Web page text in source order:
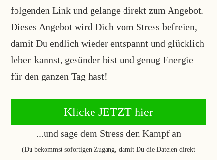
folgenden Link und gelange direkt zum Angebot.
Dieses Angebot wird Dich vom Stress befreien,
damit Du endlich wieder entspannt und glücklich
leben kannst, gesünder bist und genug Energie
für den ganzen Tag hast!
Klicke JETZT hier
...und sage dem Stress den Kampf an
(Du bekommst sofortigen Zugang, damit Du die Dateien direkt